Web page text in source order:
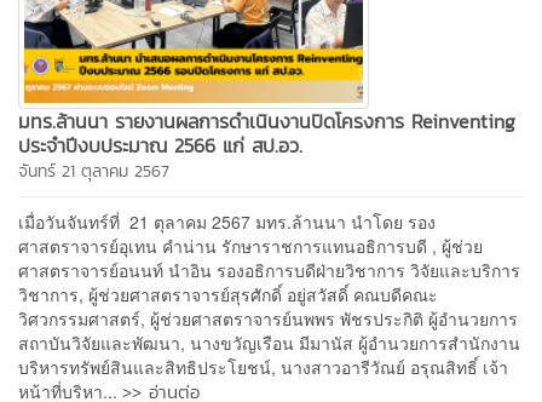
มทร.ล้านนา รายงานผลการดำเนินงานปิดโครงการ Reinventing
ประจำปีงบประมาณ 2566 แก่ สป.อว.
จันทร์ 21 ตุลาคม 2567
เมื่อวันจันทร์ที่ 21 ตุลาคม 2567 มทร.ล้านนา นำโดย รอง
ศาสตราจารย์อุเทน คำน่าน รักษาราชการแทนอธิการบดี , ผู้ช่วย
ศาสตราจารย์อนนท์ นำอิน รองอธิการบดีฝ่ายวิชาการ วิจัยและบริการ
วิชาการ, ผู้ช่วยศาสตราจารย์สุรศักดิ์ อยู่สวัสดิ์ คณบดีคณะ
วิศวกรรมศาสตร์, ผู้ช่วยศาสตราจารย์นพพร พัชรประกิติ ผู้อำนวยการ
สถาบันวิจัยและพัฒนา, นางขวัญเรือน มีมานัส ผู้อำนวยการสำนักงาน
บริหารทรัพย์สินและสิทธิประโยชน์, นางสาวอารีวัณย์ อรุณสิทธิ์ เจ้า
หน้าที่บริหา... >> อ่านต่อ